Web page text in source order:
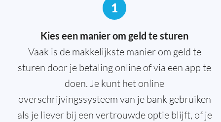
1
Kies een manier om geld te sturen
Vaak is de makkelijkste manier om geld te
sturen door je betaling online of via een app te
doen. Je kunt het online
overschrijvingssysteem van je bank gebruiken
als je liever bij een vertrouwde optie blijft, of je